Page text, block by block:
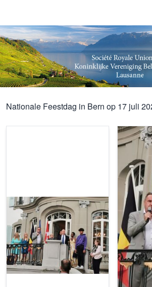
Nationale Feestdag in Bern op 17 juli